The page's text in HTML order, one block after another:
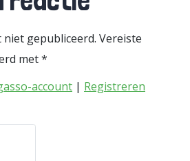
niet gepubliceerd. Vereiste
met*
account | Registreren